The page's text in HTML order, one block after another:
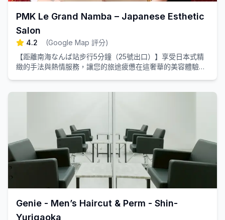
PMK Le Grand Namba – Japanese Esthetic
Salon
4.2 (Google Map 評分)
【距離南海なんば站步行5分鐘（25號出口）】享受日本式精
緻的手法與熱情服務，讓您的旅途疲憊在這奢華的美容體驗中
Genie - Men’s Haircut & Perm - Shin-
Yurigaoka